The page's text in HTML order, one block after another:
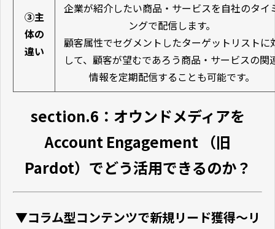
③主
体の
違い
企業が紹介したい商品・サービスを自社のタイ
ングで配信します。
顧客属性でセグメントしたターゲットリストに
して、顧客が望むであろう商品・サービスの関
情報を定期配信することも可能です。
section.6：オウンドメディアを
Account Engagement （旧
Pardot）でどう活用できるのか？
▼コラム型コンテンツで新規リード獲得〜リ